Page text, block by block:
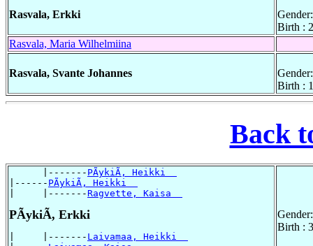
Rasvala, Erkki
Birth :
Rasvala, Maria Wilhelmiina
Rasvala, Svante Johannes
Birth :
Back
      |-------
PÃykiÃ, Heikki
|------ PÃykiÃ, Heikki
|     |-------Ragvette, Kaisa
PÃykiÃ, Erkki
|     |------- Laivamaa, Heikki
Birth :